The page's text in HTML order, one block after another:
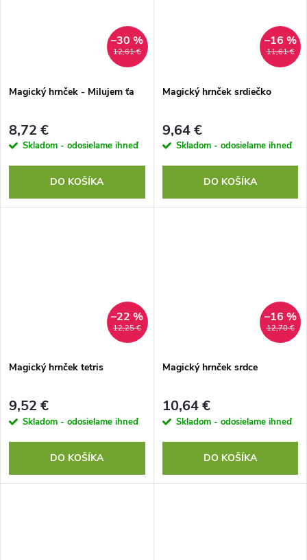
12,61 €
–30 %
Magický hrnček - Milujem ťa
8,72 €
Skladom - odosielame ihneď
DO KOŠÍKA
11,61 €
–16 %
Magický hrnček srdiečko
9,64 €
Skladom - odosielame ihneď
DO KOŠÍKA
12,25 €
–22 %
Magický hrnček tetris
9,52 €
Skladom - odosielame ihneď
DO KOŠÍKA
12,70 €
–16 %
Magický hrnček srdce
10,64 €
Skladom - odosielame ihneď
DO KOŠÍKA